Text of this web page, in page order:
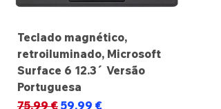
Teclado magnético,
retroiluminado, Microsoft
Surface 6 12.3´ Versão
Portuguesa
Preço normal
75,99 € Preço promocional
59,99 €